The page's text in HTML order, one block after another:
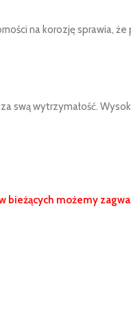
na korozję sprawia,
swą wytrzymałość.
bieżących możemy